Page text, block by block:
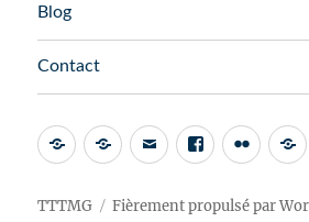
Blog
Contact
AdminAssoConnect
Email Facebook
Flickr
TTTMG Fièrement propulsé par